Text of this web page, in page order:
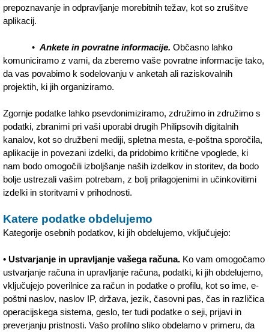
prepoznavanje in odpravljanje morebitnih težav, kot so zrušitve
aplikacij.
• Ankete in povratne informacije. Občasno lahko
komuniciramo z vami, da zberemo vaše povratne informacije tako,
da vas povabimo k sodelovanju v anketah ali raziskovalnih
projektih, ki jih organiziramo.
Zgornje podatke lahko psevdonimiziramo, združimo in združimo s
podatki, zbranimi pri vaši uporabi drugih Philipsovih digitalnih
kanalov, kot so družbeni mediji, spletna mesta, e-poštna sporočila,
aplikacije in povezani izdelki, da pridobimo kritične vpoglede, ki
nam bodo omogočili izboljšanje naših izdelkov in storitev, da bodo
bolje ustrezali vašim potrebam, z bolj prilagojenimi in učinkovitimi
izdelki in storitvami v prihodnosti.
Katere podatke obdelujemo
Kategorije osebnih podatkov, ki jih obdelujemo, vključujejo:
• Ustvarjanje in upravljanje vašega računa. Ko vam omogočamo
ustvarjanje računa in upravljanje računa, podatki, ki jih obdelujemo,
vključujejo poverilnice za račun in podatke o profilu, kot so ime, e-
poštni naslov, naslov IP, država, jezik, časovni pas, čas in različica
operacijskega sistema, geslo, ter tudi podatke o seji, prijavi in
preverjanju pristnosti. Vašo profilno sliko obdelamo v primeru, da